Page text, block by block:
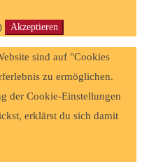
Akzeptieren
sind auf "Cookies
zu ermöglichen.
der Cookie-Einstellungen
erklärst du sich damit